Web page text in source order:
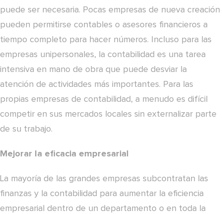
puede ser necesaria. Pocas empresas de nueva creación
pueden permitirse contables o asesores financieros a
tiempo completo para hacer números. Incluso para las
empresas unipersonales, la contabilidad es una tarea
intensiva en mano de obra que puede desviar la
atención de actividades más importantes. Para las
propias empresas de contabilidad, a menudo es difícil
competir en sus mercados locales sin externalizar parte
de su trabajo.
Mejorar la eficacia empresarial
La mayoría de las grandes empresas subcontratan las
finanzas y la contabilidad para aumentar la eficiencia
empresarial dentro de un departamento o en toda la